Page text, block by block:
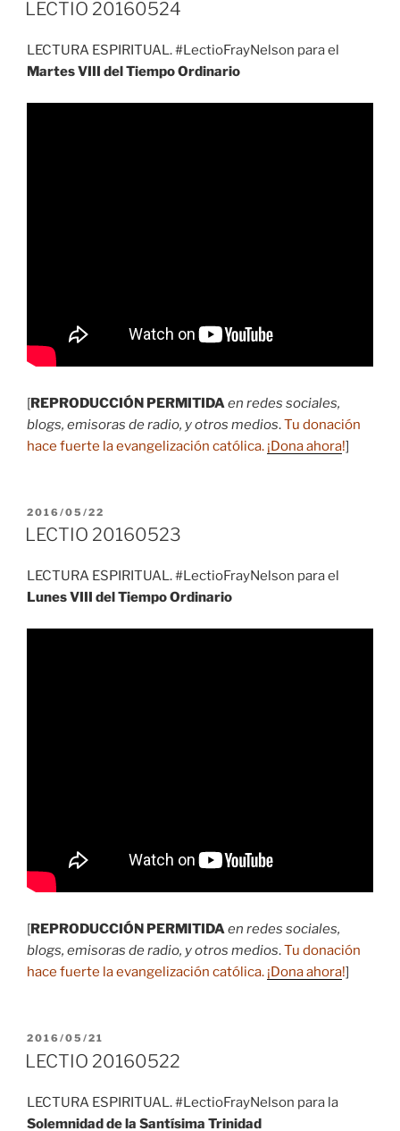
LECTIO 20160524
LECTURA ESPIRITUAL. #LectioFrayNelson para el
Martes VIII del Tiempo Ordinario
[REPRODUCCIÓN PERMITIDAen redes sociales,
blogs, emisoras de radio, y otros medios.Tu donación
hace fuerte la evangelización católica. ¡Dona ahora!]
PUBLICADO
EL
2016/05/22
LECTIO 20160523
LECTURA ESPIRITUAL. #LectioFrayNelson para el
Lunes VIII del Tiempo Ordinario
[REPRODUCCIÓN PERMITIDAen redes sociales,
blogs, emisoras de radio, y otros medios.Tu donación
hace fuerte la evangelización católica. ¡Dona ahora!]
PUBLICADO
EL
2016/05/21
LECTIO 20160522
LECTURA ESPIRITUAL. #LectioFrayNelson para la
Solemnidad de la Santísima Trinidad